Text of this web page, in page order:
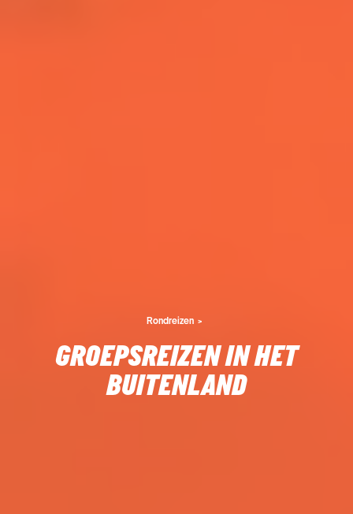
Rondreizen
GROEPSREIZEN IN HET
BUITENLAND